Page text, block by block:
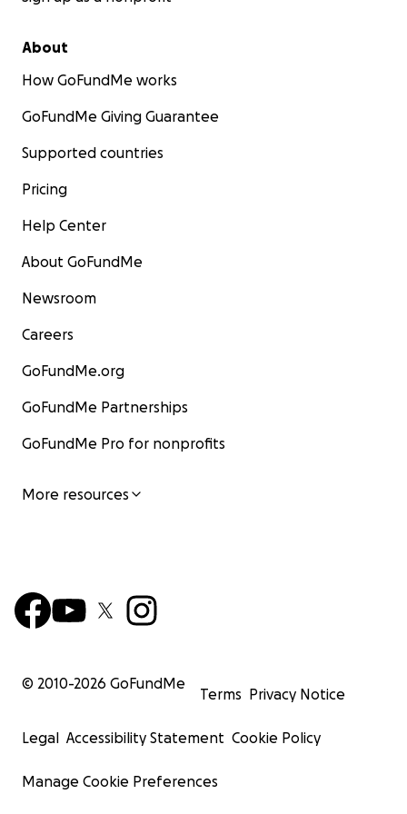
About
How GoFundMe works
GoFundMe Giving Guarantee
Supported countries
Pricing
Help Center
About GoFundMe
Newsroom
Careers
GoFundMe.org
GoFundMe Partnerships
GoFundMe Pro for nonprofits
More resources
© 2010-2026 GoFundMe
Terms Privacy Notice
Legal Accessibility Statement Cookie Policy
Manage Cookie Preferences